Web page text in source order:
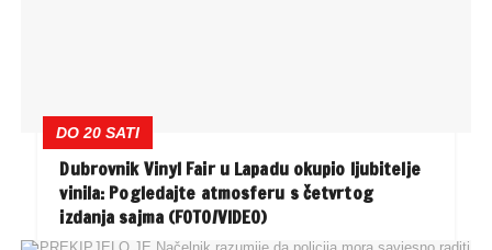
DO 20 SATI
Dubrovnik Vinyl Fair u Lapadu okupio ljubitelje
vinila: Pogledajte atmosferu s četvrtog
izdanja sajma (FOTO/VIDEO)